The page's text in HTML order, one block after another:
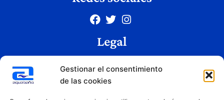
Gestionar el consentimiento
de las cookies
Legal
Política de privacidad